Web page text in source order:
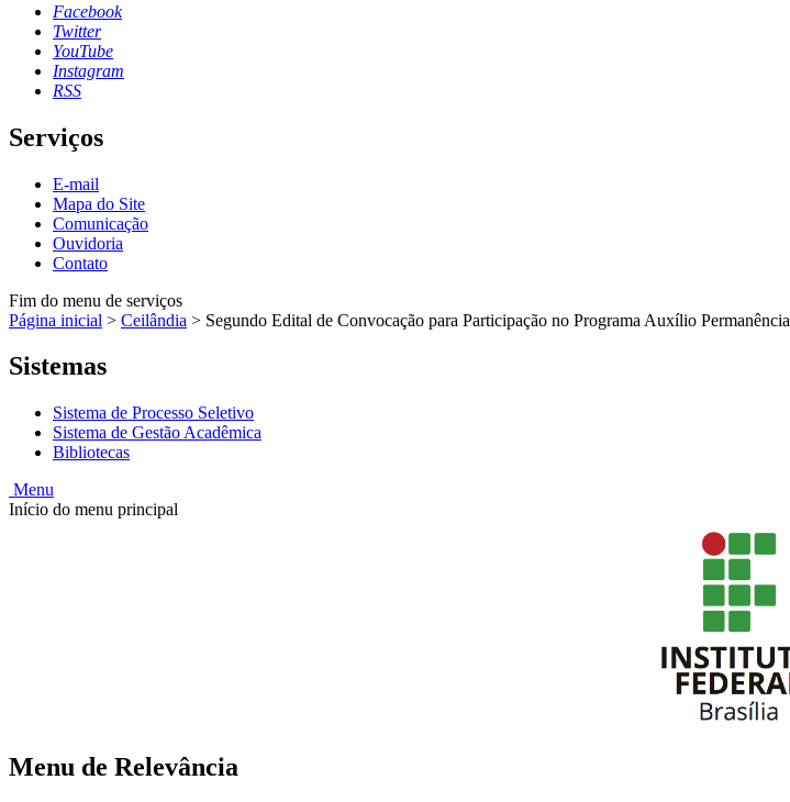
Facebook
Twitter
YouTube
Instagram
RSS
Serviços
E-mail
Mapa do Site
Comunicação
Ouvidoria
Contato
Fim do menu de serviços
Página inicial > Ceilândia > Segundo Edital de Convocação para Participação no Programa Auxílio Permanência
Sistemas
Sistema de Processo Seletivo
Sistema de Gestão Acadêmica
Bibliotecas
Menu
Início do menu principal
Menu de Relevância